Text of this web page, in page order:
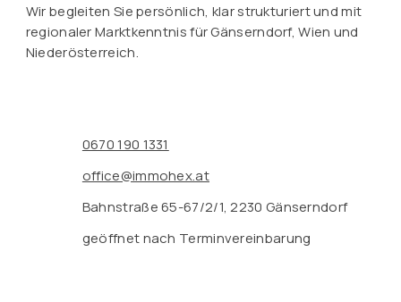
Wir begleiten Sie persönlich, klar strukturiert und mit
regionaler Marktkenntnis für Gänserndorf, Wien und
Niederösterreich.
0670 190 1331
office@immohex.at
Bahnstraße 65-67/2/1, 2230 Gänserndorf
geöffnet nach Terminvereinbarung